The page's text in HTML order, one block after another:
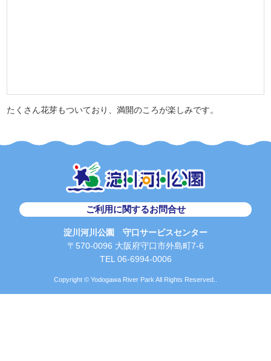
たくさん花芽もついており、満開のころが楽しみです。
ご利用に関するお問合せ
淀川河川公園 守口サービスセンター
〒570-0096 大阪府守口市外島町7-6
TEL 06-6994-0006
Copyright © Yodogawa River Park All Rights Reserved..